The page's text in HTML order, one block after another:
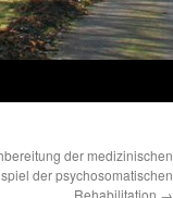
der medizinischen
der psychosomatischen
Rehabilitation →